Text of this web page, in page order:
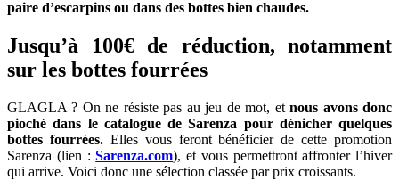
paire d’escarpins ou dans des bottes bien chaudes.
Jusqu’à 100€ de réduction, notamment
sur les bottes fourrées
GLAGLA ? On ne résiste pas au jeu de mot, etnous avons donc
pioché dans le catalogue de Sarenza pour dénicher quelques
bottes fourrées.Elles vous feront bénéficier de cette promotion
Sarenza (lien :Sarenza.com), et vous permettront affronter l’hiver
qui arrive. Voici donc une sélection classée par prix croissants.